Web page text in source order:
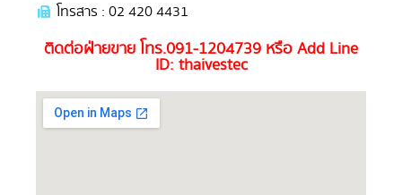
โทรสาร : 02 420 4431
ติดต่อฝ่ายขาย โทร.091-1204739 หรือ Add Line
ID: thaivestec